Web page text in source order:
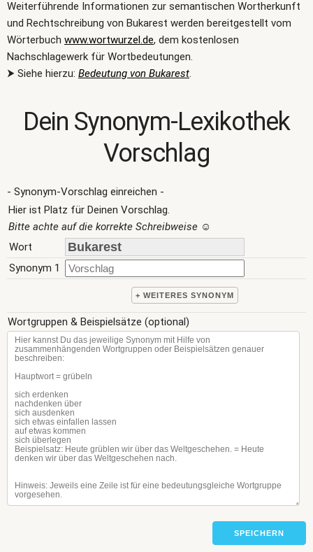
Weiterführende Informationen zur semantischen Wortherkunft
und Rechtschreibung von Bukarest werden bereitgestellt vom
Wörterbuch www.wortwurzel.de, dem kostenlosen
Nachschlagewerk für Wortbedeutungen.
⮞ Siehe hierzu: Bedeutung von Bukarest.
Dein Synonym-Lexikothek
Vorschlag
- Synonym-Vorschlag einreichen -
Hier ist Platz für Deinen Vorschlag.
Bitte achte auf die korrekte Schreibweise ☺
Wort
Synonym 1
+ WEITERES SYNONYM
Wortgruppen & Beispielsätze (optional)
SPEICHERN